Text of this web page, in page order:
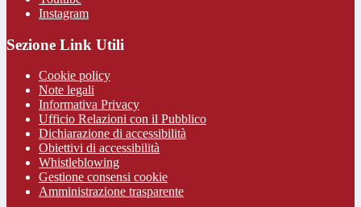
Instagram
Sezione Link Utili
Cookie policy
Note legali
Informativa Privacy
Ufficio Relazioni con il Pubblico
Dichiarazione di accessibilità
Obiettivi di accessibilità
Whistleblowing
Gestione consensi cookie
Amministrazione trasparente